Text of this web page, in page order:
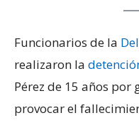
Funcionarios de la
realizaron la
Pérez de 15 años
provocar el